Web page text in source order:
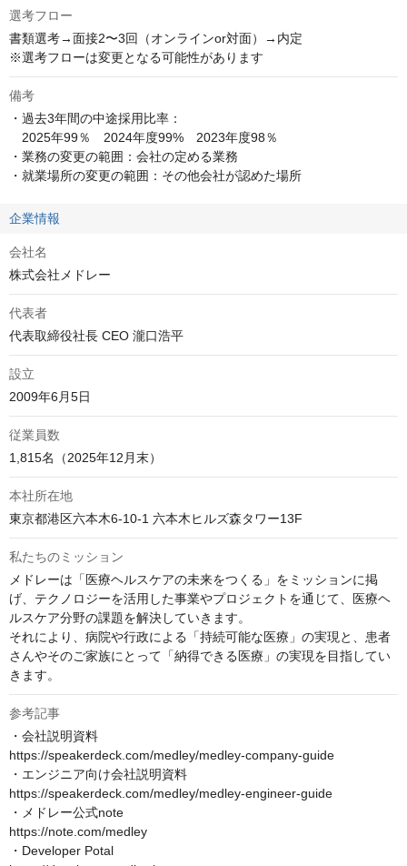
選考フロー
書類選考→面接2〜3回（オンラインor対面）→内定
※選考フローは変更となる可能性があります
備考
・過去3年間の中途採用比率：
2025年99％　2024年度99%　2023年度98％
・業務の変更の範囲：会社の定める業務
・就業場所の変更の範囲：その他会社が認めた場所
企業情報
会社名
株式会社メドレー
代表者
代表取締役社長 CEO 瀧口浩平
設立
2009年6月5日
従業員数
1,815名（2025年12月末）
本社所在地
東京都港区六本木6-10-1 六本木ヒルズ森タワー13F
私たちのミッション
メドレーは「医療ヘルスケアの未来をつくる」をミッションに掲
げ、テクノロジーを活用した事業やプロジェクトを通じて、医療ヘ
ルスケア分野の課題を解決していきます。
それにより、病院や行政による「持続可能な医療」の実現と、患者
さんやそのご家族にとって「納得できる医療」の実現を目指してい
きます。
参考記事
・会社説明資料
https://speakerdeck.com/medley/medley-company-guide
・エンジニア向け会社説明資料
https://speakerdeck.com/medley/medley-engineer-guide
・メドレー公式note
https://note.com/medley
・Developer Potal